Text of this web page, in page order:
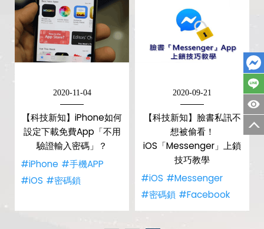
2020-11-04
【科技新知】iPhone如何
設定下載免費App「不用
驗證輸入密碼」？
#iPhone #手機APP
#iOS #密碼鎖
2020-09-21
【科技新知】臉書私訊不
想被偷看！
iOS「Messenger」上鎖
技巧教學
#iOS #Messenger
#密碼鎖 #Facebook